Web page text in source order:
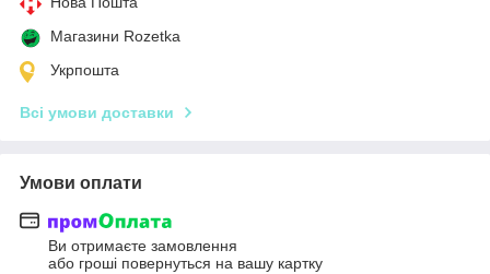
Магазини Rozetka
Укрпошта
Всі умови доставки
Умови оплати
Ви отримаєте замовлення
або гроші повернуться на вашу картку